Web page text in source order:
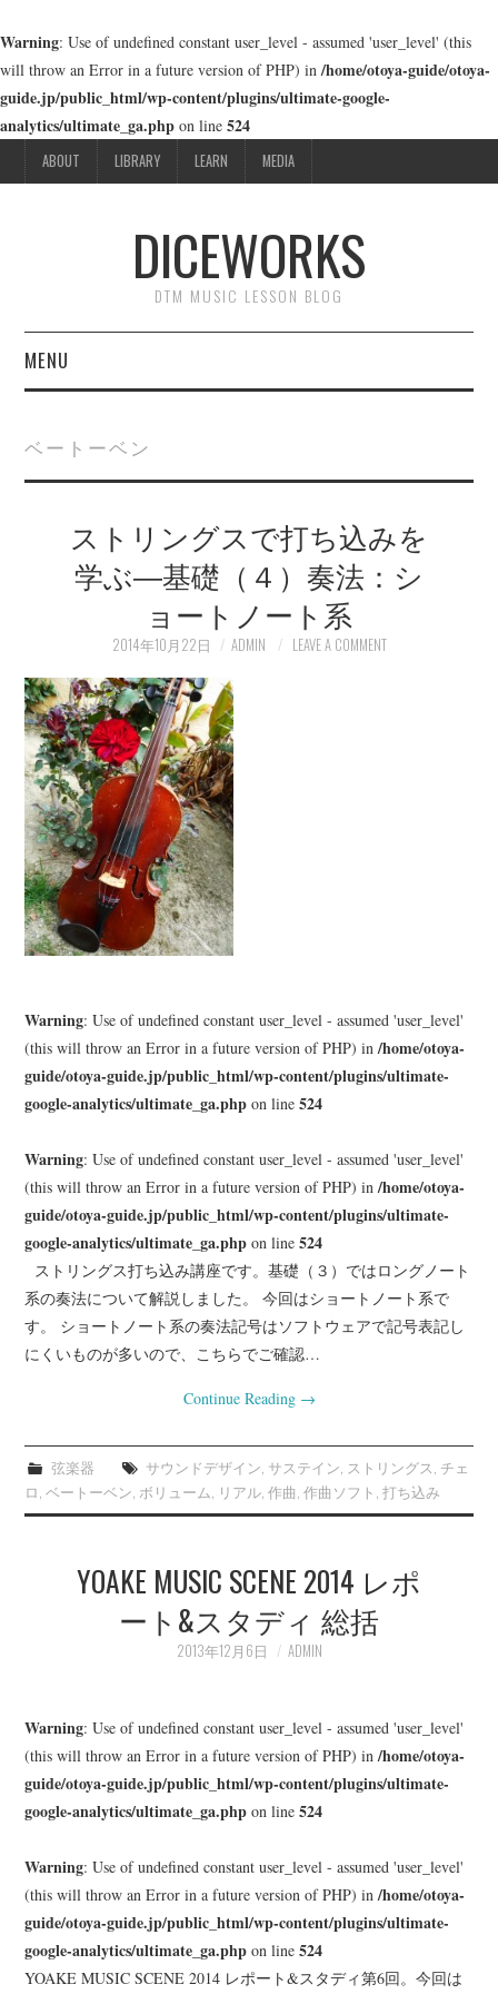
Warning: Use of undefined constant user_level - assumed 'user_level' (this
will throw an Error in a future version of PHP) in/home/otoya-guide/otoya-
guide.jp/public_html/wp-content/plugins/ultimate-google-
analytics/ultimate_ga.php on line 524
ABOUT LIBRARY LEARN MEDIA
DICEWORKS
DTM MUSIC LESSON BLOG
MENU
LIBRARY
LEARN
MEDIA
ベートーベン
ストリングスで打ち込みを
学ぶ―基礎（４）奏法：シ
ョートノート系
2014年10月22日 ADMIN LEAVE A COMMENT
Warning: Use of undefined constant user_level - assumed 'user_level'
(this will throw an Error in a future version of PHP) in/home/otoya-
guide/otoya-guide.jp/public_html/wp-content/plugins/ultimate-
google-analytics/ultimate_ga.php on line524
Warning: Use of undefined constant user_level - assumed 'user_level'
(this will throw an Error in a future version of PHP) in/home/otoya-
guide/otoya-guide.jp/public_html/wp-content/plugins/ultimate-
google-analytics/ultimate_ga.php on line524
ストリングス打ち込み講座です。基礎（３）ではロングノート
系の奏法について解説しました。 今回はショートノート系で
す。 ショートノート系の奏法記号はソフトウェアで記号表記し
にくいものが多いので、こちらでご確認…
Continue Reading →
弦楽器 サウンドデザイン, サステイン, ストリングス, チェ
ロ,ベートーベン, ボリューム, リアル,作曲,作曲ソフト ,打ち込み
YOAKE MUSIC SCENE 2014 レポ
ート&スタディ 総括
2013年12月6日 ADMIN
Warning: Use of undefined constant user_level - assumed 'user_level'
(this will throw an Error in a future version of PHP) in/home/otoya-
guide/otoya-guide.jp/public_html/wp-content/plugins/ultimate-
google-analytics/ultimate_ga.php on line524
Warning: Use of undefined constant user_level - assumed 'user_level'
(this will throw an Error in a future version of PHP) in/home/otoya-
guide/otoya-guide.jp/public_html/wp-content/plugins/ultimate-
google-analytics/ultimate_ga.php on line524
YOAKE MUSIC SCENE 2014 レポート&スタディ第6回。今回は